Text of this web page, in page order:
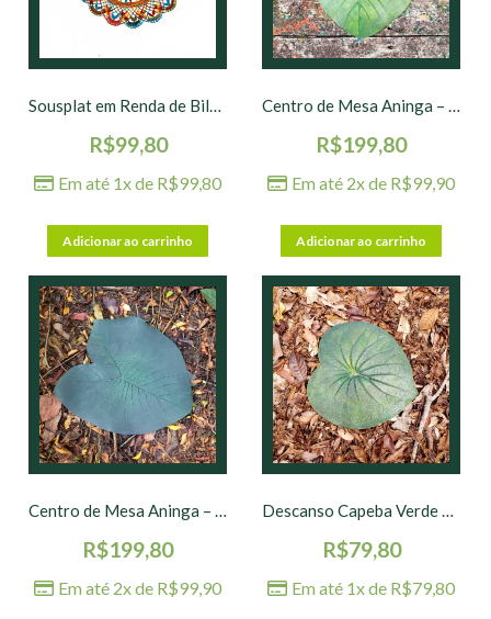
Sousplat em Renda de Bilro nº 05 – 36 cm
R$99,80
Em até 1x de R$99,80
Adicionar ao carrinho
Centro de Mesa Aninga – Verde – 45 x 50 cm
R$199,80
Em até 2x de R$99,90
Adicionar ao carrinho
Centro de Mesa Aninga – Verde Escuro – 45 x 50 cm
R$199,80
Em até 2x de R$99,90
Descanso Capeba Verde – 33 x 35 cm
R$79,80
Em até 1x de R$79,80